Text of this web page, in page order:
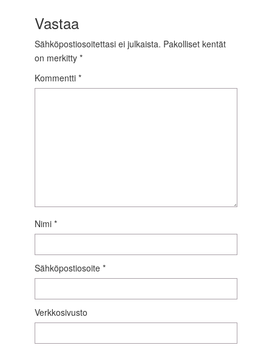
Vastaa
Sähköpostiosoitettasi ei julkaista. Pakolliset kentät
on merkitty *
Kommentti *
Nimi *
Sähköpostiosoite *
Verkkosivusto